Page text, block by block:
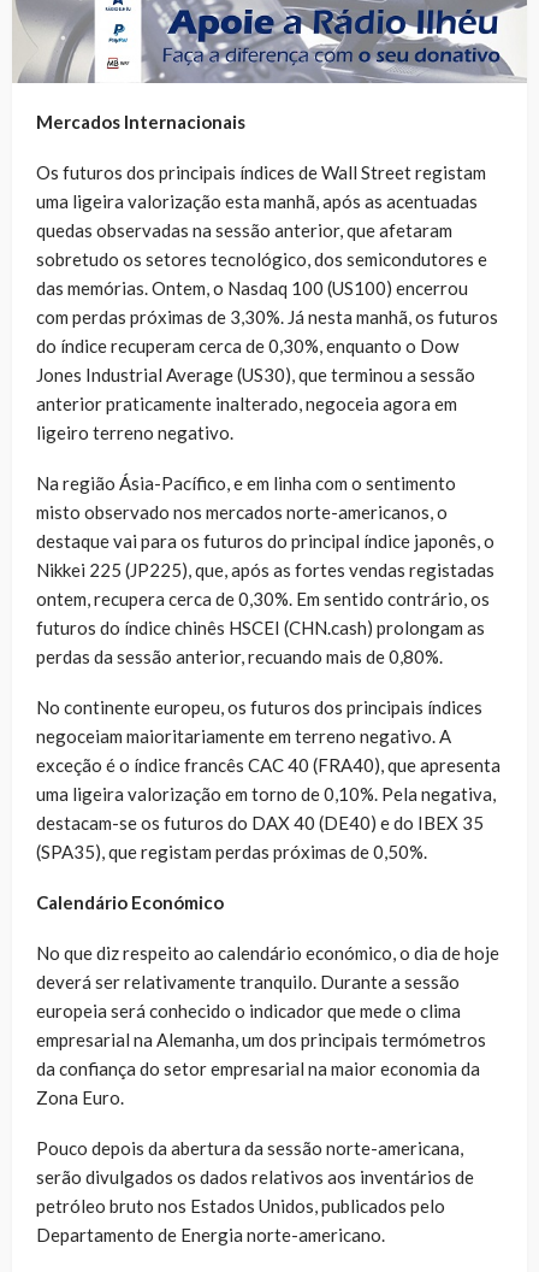
Mercados Internacionais
Os futuros dos principais índices de Wall Street registam
uma ligeira valorização esta manhã, após as acentuadas
quedas observadas na sessão anterior, que afetaram
sobretudo os setores tecnológico, dos semicondutores e
das memórias. Ontem, o Nasdaq 100 (US100) encerrou
com perdas próximas de 3,30%. Já nesta manhã, os futuros
do índice recuperam cerca de 0,30%, enquanto o Dow
Jones Industrial Average (US30), que terminou a sessão
anterior praticamente inalterado, negoceia agora em
ligeiro terreno negativo.
Na região Ásia-Pacífico, e em linha com o sentimento
misto observado nos mercados norte-americanos, o
destaque vai para os futuros do principal índice japonês, o
Nikkei 225 (JP225), que, após as fortes vendas registadas
ontem, recupera cerca de 0,30%. Em sentido contrário, os
futuros do índice chinês HSCEI (CHN.cash) prolongam as
perdas da sessão anterior, recuando mais de 0,80%.
No continente europeu, os futuros dos principais índices
negoceiam maioritariamente em terreno negativo. A
exceção é o índice francês CAC 40 (FRA40), que apresenta
uma ligeira valorização em torno de 0,10%. Pela negativa,
destacam-se os futuros do DAX 40 (DE40) e do IBEX 35
(SPA35), que registam perdas próximas de 0,50%.
Calendário Económico
No que diz respeito ao calendário económico, o dia de hoje
deverá ser relativamente tranquilo. Durante a sessão
europeia será conhecido o indicador que mede o clima
empresarial na Alemanha, um dos principais termómetros
da confiança do setor empresarial na maior economia da
Zona Euro.
Pouco depois da abertura da sessão norte-americana,
serão divulgados os dados relativos aos inventários de
petróleo bruto nos Estados Unidos, publicados pelo
Departamento de Energia norte-americano.